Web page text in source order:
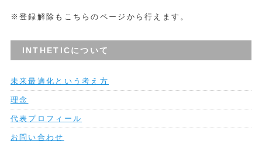
※登録解除もこちらのページから行えます。
INTHETICについて
未来最適化という考え方
理念
代表プロフィール
お問い合わせ